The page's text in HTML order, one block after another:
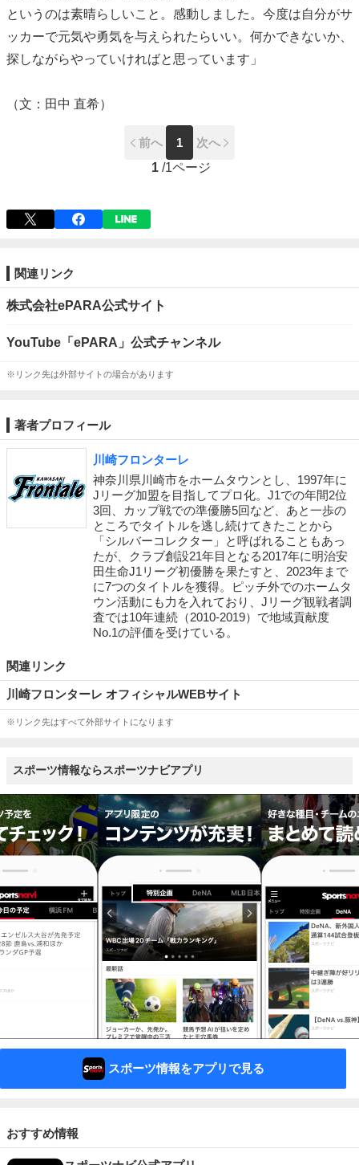
というのは素晴らしいこと。感動しました。今度は自分がサ
ッカーで元気や勇気を与えられたらいい。何かできないか、
探しながらやっていければと思っています」
（文：田中 直希）
前へ 1
次へ
1 /1ページ
関連リンク
株式会社ePARA公式サイト
YouTube「ePARA」公式チャンネル
※リンク先は外部サイトの場合があります
著者プロフィール
川崎フロンターレ
神奈川県川崎市をホームタウンとし、1997年に
Jリーグ加盟を目指してプロ化。J1での年間2位
3回、カップ戦での準優勝5回など、あと一歩の
ところでタイトルを逃し続けてきたことから
「シルバーコレクター」と呼ばれることもあっ
たが、クラブ創設21年目となる2017年に明治安
田生命J1リーグ初優勝を果たすと、2023年まで
に7つのタイトルを獲得。ピッチ外でのホームタ
ウン活動にも力を入れており、Jリーグ観戦者調
査では10年連続（2010-2019）で地域貢献度
No.1の評価を受けている。
関連リンク
川崎フロンターレ オフィシャルWEBサイト
※リンク先はすべて外部サイトになります
スポーツ情報ならスポーツナビアプリ
スポーツ情報をアプリで見る
おすすめ情報